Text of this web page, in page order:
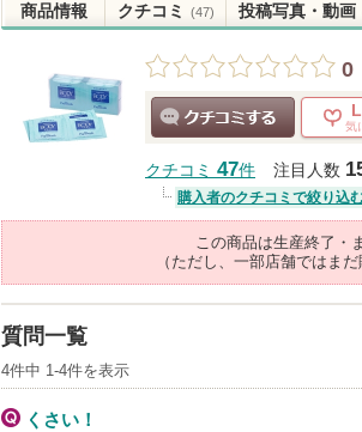
商品情報 クチコミ (47) 投稿写真・動画
0
気
クチコミ 47件 注目人数
購入者のクチコミで絞り込
この商品は生産終了・
（ただし、一部店舗ではま
質問一覧
4件中 1-4件を表示
くさい！